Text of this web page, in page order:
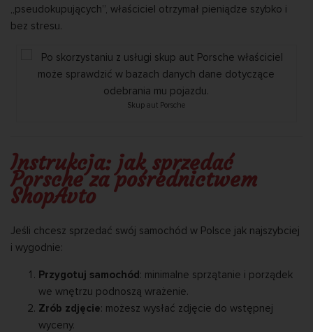
„pseudokupujących”, właściciel otrzymał pieniądze szybko i
bez stresu.
Skup aut Porsche
Instrukcja: jak sprzedać
Porsche za pośrednictwem
ShopAvto
Jeśli chcesz sprzedać swój samochód w Polsce jak najszybciej
i wygodnie:
Przygotuj samochód: minimalne sprzątanie i porządek
we wnętrzu podnoszą wrażenie.
Zrób zdjęcie: możesz wysłać zdjęcie do wstępnej
wyceny.